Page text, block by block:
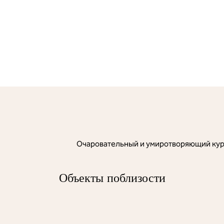
Очаровательный и умиротворяющий
Объекты поблизости